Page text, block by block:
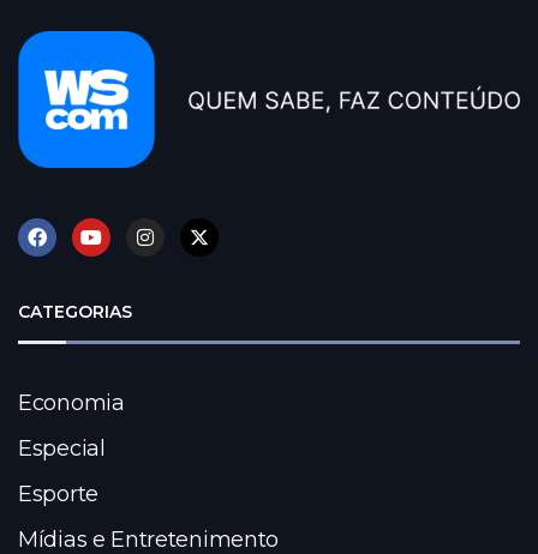
CATEGORIAS
Economia
Especial
Esporte
Mídias e Entretenimento